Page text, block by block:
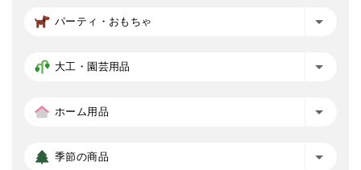
パーティ・おもちゃ
大工・園芸用品
ホーム用品
季節の商品